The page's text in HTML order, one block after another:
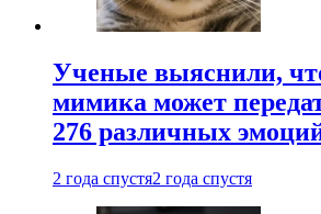
Ученые выяснили,
мимика может
276 различных
2 года спустя2 года спустя